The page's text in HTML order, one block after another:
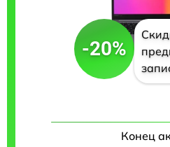
-20%
Конец